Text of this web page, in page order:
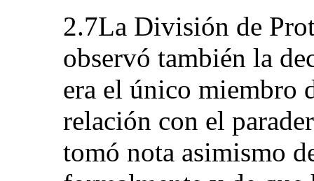
2.7La División de
observó también la
era el único miembro
relación con el
tomó nota asimismo